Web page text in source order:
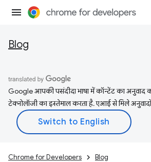
Blog
Google आपकी पसंदीदा भाषा में कॉन्टेंट का
टेक्नोलॉजी का इस्तेमाल करता है. एआई से मिले
Chrome for Developers Blog